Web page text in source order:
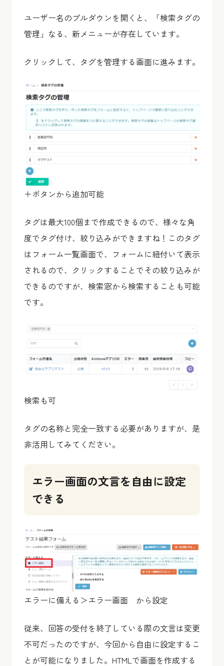
ユーザー名のプルダウンを開くと、「検索タグの
管理」なる、新メニューが存在しています。
クリックして、タグを管理する画面に進みます。
＋ボタンから追加可能
タグは最大100個まで作成できるので、様々な角
度でタグ付け、絞り込みができますね！このタグ
はフォーム一覧画面で、フォームに紐付いて表示
されるので、クリックすることでその絞り込みが
できるのですが、検索窓から検索することも可能
です。
検索も可
タグの名称と完全一致する必要がありますが、是
非活用してみてください。
エラー画面の文言を自由に設定
できる
エラーに備える＞エラー画面 から設定
従来、回答の受付を終了している際の文言は変更
不可だったのですが、今回から自由に設定するこ
とが可能になりました。HTMLで画面を作成する